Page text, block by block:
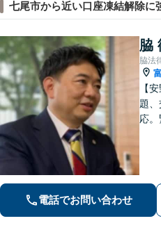
七尾市から近い口座凍結解除に
脇
脇法
【
題
応。
電話でお問い合わせ